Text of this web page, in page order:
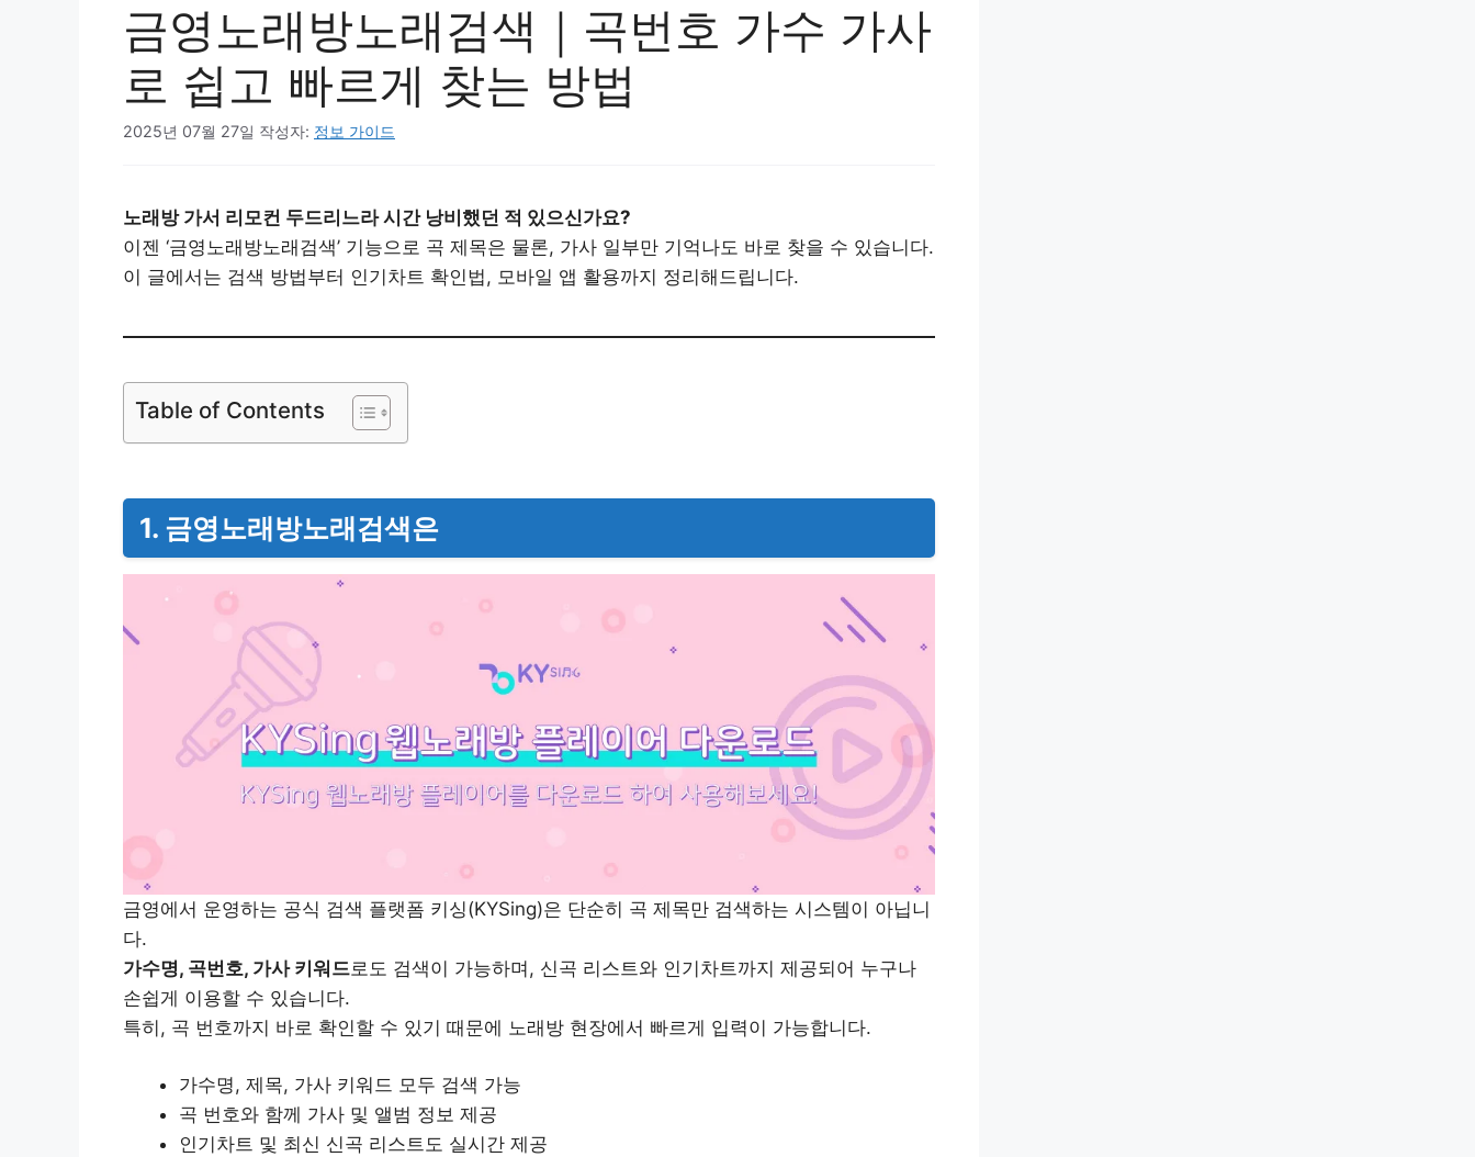
금영노래방노래검색｜곡번호 가수 가사
로 쉽고 빠르게 찾는 방법
2025년 07월 27일 작성자: 정보 가이드
노래방 가서 리모컨 두드리느라 시간 낭비했던 적 있으신가요?
이젠 ‘금영노래방노래검색’ 기능으로 곡 제목은 물론, 가사 일부만 기억나도 바로 찾을 수 있습니다.
이 글에서는 검색 방법부터 인기차트 확인법, 모바일 앱 활용까지 정리해드립니다.
Table of Contents
1. 금영노래방노래검색은
금영에서 운영하는 공식 검색 플랫폼 키싱(KYSing)은 단순히 곡 제목만 검색하는 시스템이 아닙니
다.
가수명, 곡번호, 가사 키워드로도 검색이 가능하며, 신곡 리스트와 인기차트까지 제공되어 누구나
손쉽게 이용할 수 있습니다.
특히, 곡 번호까지 바로 확인할 수 있기 때문에 노래방 현장에서 빠르게 입력이 가능합니다.
가수명, 제목, 가사 키워드 모두 검색 가능
곡 번호와 함께 가사 및 앨범 정보 제공
인기차트 및 최신 신곡 리스트도 실시간 제공